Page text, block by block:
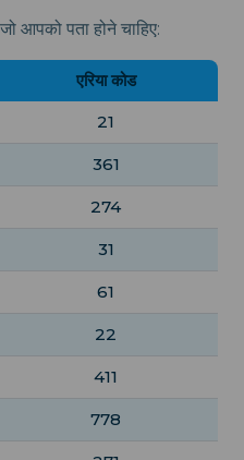
आपको पता होने चाहिए:
एरिया कोड
21
361
274
31
61
22
411
778